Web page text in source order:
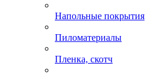
Напольные покрытия
Пиломатериалы
Пленка, скотч